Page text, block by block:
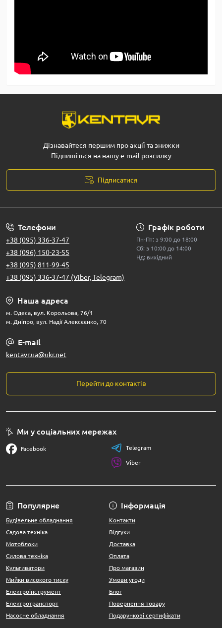
Дізнавайтеся першим про акції та знижки
Підпишіться на нашу e-mail розсилку
Підписатися
Телефони
+38 (095) 336-37-47
+38 (096) 150-23-55
+38 (095) 811-99-45
+38 (095) 336-37-47 (Viber, Telegram)
Графік роботи
Пн-Пт: з 9:00 до 18:00
Сб: з 10:00 до 14:00
Нд: вихідний
Наша адреса
м. Одеса, вул. Корольова, 76/1
м. Дніпро, вул. Надії Алексєєнко, 70
E-mail
kentavr.ua@ukr.net
Перейти до контактів
Популярне
Будівельне обладнання
Садова техніка
Мотоблоки
Силова техніка
Культиватори
Мийки високого тиску
Електроінструмент
Електротранспорт
Насосне обладнання
Інформація
Контакти
Відгуки
Доставка
Оплата
Про магазин
Умови угоди
Блог
Повернення товару
Подарункові сертифікати
Ми у соціальних мережах
Facebook Telegram
Viber